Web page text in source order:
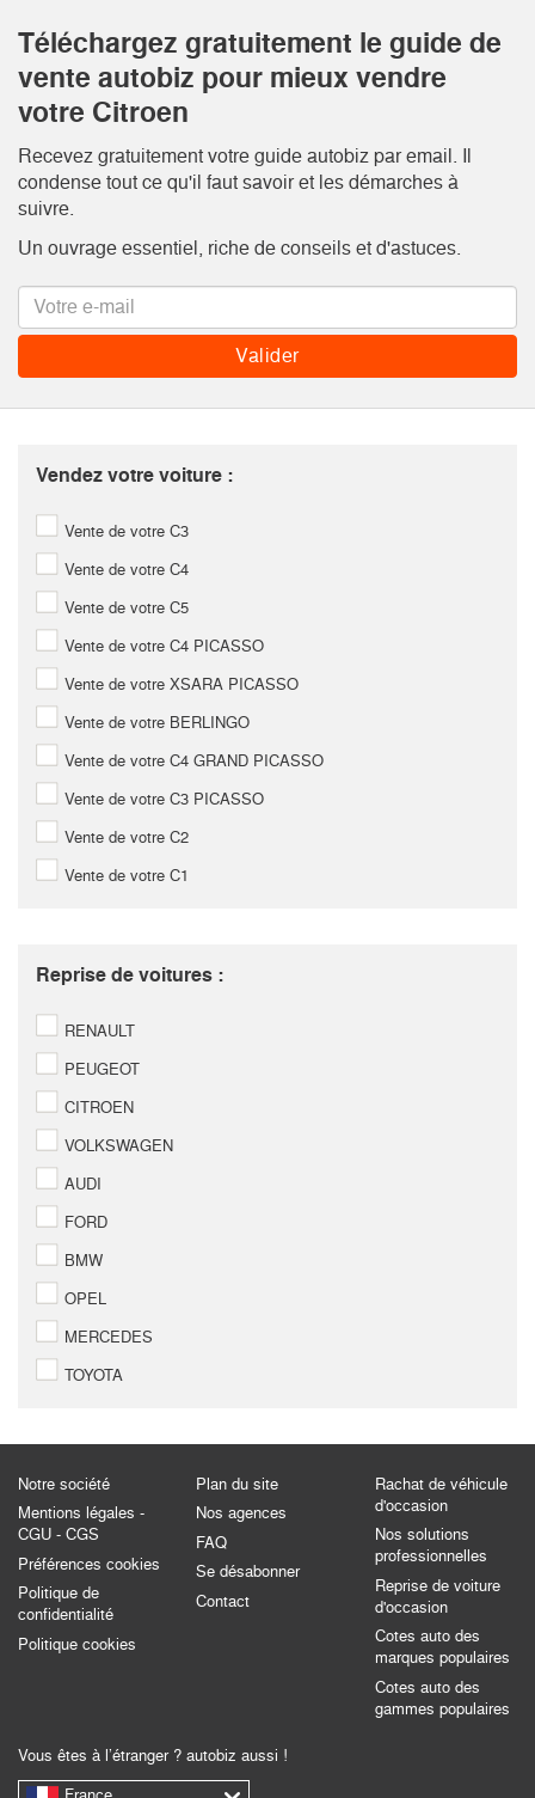
Téléchargez gratuitement le guide de
vente autobiz pour mieux vendre
votre Citroen
Recevez gratuitement votre guide autobiz par email. Il
condense tout ce qu'il faut savoir et les démarches à
suivre.
Un ouvrage essentiel, riche de conseils et d'astuces.
Vendez votre voiture :
Vente de votre C3
Vente de votre C4
Vente de votre C5
Vente de votre C4 PICASSO
Vente de votre XSARA PICASSO
Vente de votre BERLINGO
Vente de votre C4 GRAND PICASSO
Vente de votre C3 PICASSO
Vente de votre C2
Vente de votre C1
Reprise de voitures :
RENAULT
PEUGEOT
CITROEN
VOLKSWAGEN
AUDI
FORD
BMW
OPEL
MERCEDES
TOYOTA
Notre société
Mentions légales -
CGU - CGS
Préférences cookies
Politique de
confidentialité
Politique cookies
Plan du site
Nos agences
FAQ
Se désabonner
Contact
Rachat de véhicule
d'occasion
Nos solutions
professionnelles
Reprise de voiture
d'occasion
Cotes auto des
marques populaires
Cotes auto des
gammes populaires
Vous êtes à l’étranger ? autobiz aussi !